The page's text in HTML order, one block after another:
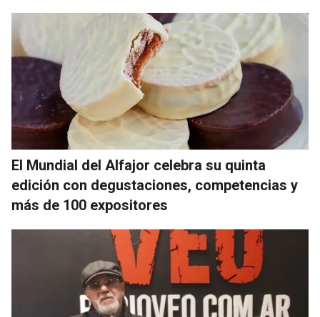
El Mundial del Alfajor celebra su quinta
edición con degustaciones, competencias y
más de 100 expositores